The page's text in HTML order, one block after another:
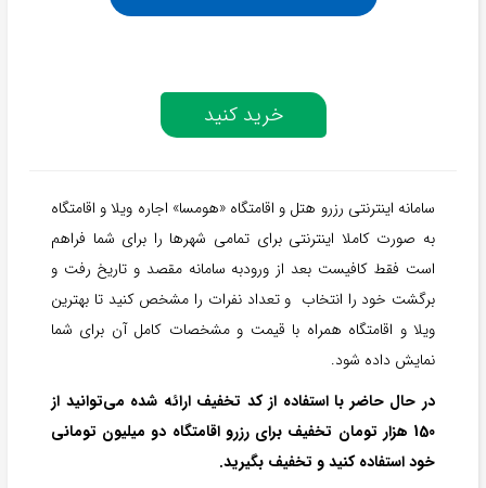
خرید کنید
سامانه اینترنتی رزرو هتل و اقامتگاه «هومسا» اجاره ویلا و اقامتگاه
به صورت کاملا اینترنتی برای تمامی شهرها را برای شما فراهم
است فقط کافیست بعد از ورودبه سامانه مقصد و تاریخ رفت و
برگشت خود را انتخاب و تعداد نفرات را مشخص کنید تا بهترین
ویلا و اقامتگاه همراه با قیمت و مشخصات کامل آن برای شما
نمایش داده شود.
در حال حاضر با استفاده از کد تخفیف ارائه شده می‌توانید از
150 هزار تومان تخفیف برای رزرو اقامتگاه دو میلیون تومانی
خود استفاده کنید و تخفیف بگیرید.